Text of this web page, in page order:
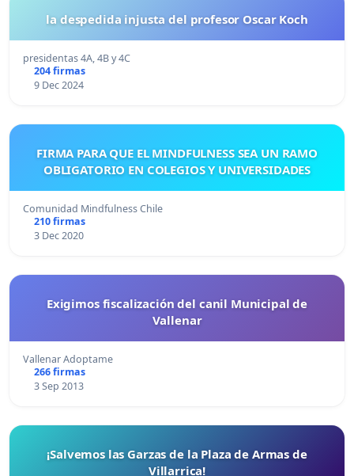
la despedida injusta del profesor Oscar Koch
presidentas 4A, 4B y 4C
204 firmas
9 Dec 2024
FIRMA PARA QUE EL MINDFULNESS SEA UN RAMO
OBLIGATORIO EN COLEGIOS Y UNIVERSIDADES
Comunidad Mindfulness Chile
210 firmas
3 Dec 2020
Exigimos fiscalización del canil Municipal de
Vallenar
Vallenar Adoptame
266 firmas
3 Sep 2013
¡Salvemos las Garzas de la Plaza de Armas de
Villarrica!